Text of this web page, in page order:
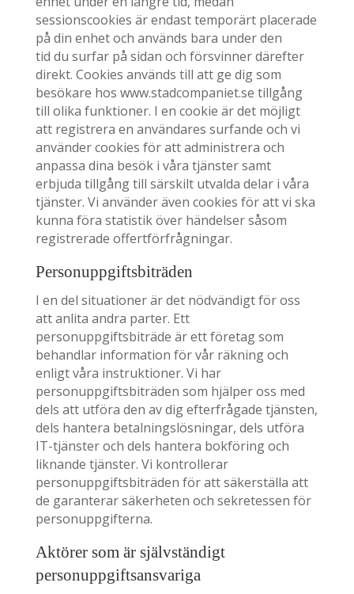
sessionscookies är endast temporärt placerade
på din enhet och används bara under den
tid du surfar på sidan och försvinner därefter
direkt. Cookies används till att ge dig som
besökare hos www.stadcompaniet.se tillgång
till olika funktioner. I en cookie är det möjligt
att registrera en användares surfande och vi
använder cookies för att administrera och
anpassa dina besök i våra tjänster samt
erbjuda tillgång till särskilt utvalda delar i våra
tjänster. Vi använder även cookies för att vi ska
kunna föra statistik över händelser såsom
registrerade offertförfrågningar.
Personuppgiftsbiträden
I en del situationer är det nödvändigt för oss
att anlita andra parter. Ett
personuppgiftsbiträde är ett företag som
behandlar information för vår räkning och
enligt våra instruktioner. Vi har
personuppgiftsbiträden som hjälper oss med
dels att utföra den av dig efterfrågade tjänsten,
dels hantera betalningslösningar, dels utföra
IT-tjänster och dels hantera bokföring och
liknande tjänster. Vi kontrollerar
personuppgiftsbiträden för att säkerställa att
de garanterar säkerheten och sekretessen för
personuppgifterna.
Aktörer som är självständigt
personuppgiftsansvariga